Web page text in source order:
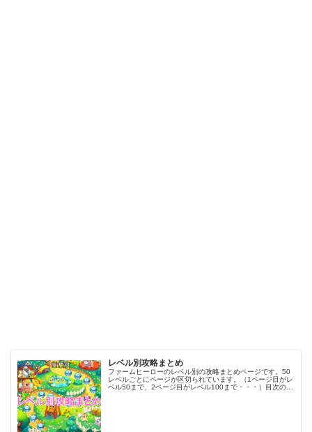
レベル別攻略まとめ
ファームヒーローのレベル別の攻略まとめページです。50
レベルごとにページが区切られています。（1ページ目がレ
ベル50まで、2ページ目がレベル100まで・・・）目次のリ